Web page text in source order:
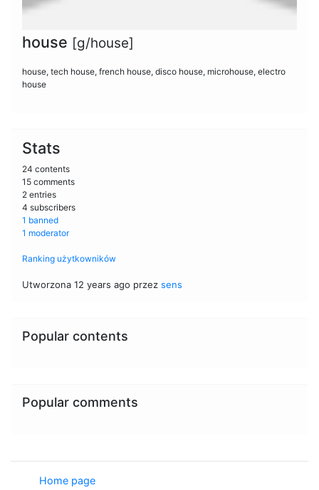
house [g/house]
house, tech house, french house, disco house, microhouse, electro
house
Stats
24 contents
15 comments
2 entries
4 subscribers
1 banned
1 moderator
Ranking użytkowników
Utworzona 12 years ago przez sens
Popular contents
Popular comments
Home page